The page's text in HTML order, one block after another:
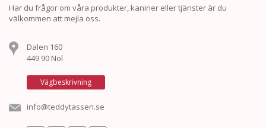
Har du frågor om våra produkter, kaniner eller tjänster är du
välkommen att mejla oss.
Dalen 160
449 90 Nol
Vägbeskrivning
info@teddytassen.se